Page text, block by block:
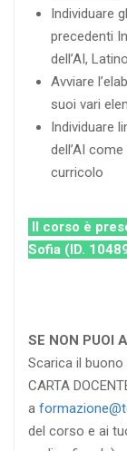
Individuare
precedenti
dell’AI,
Avviare
suoi vari
Individuare
dell’AI
curricolo
Il corso è
Sofia (ID.
SE NON PUOI
Scarica il
CARTA
a
del corso e ai